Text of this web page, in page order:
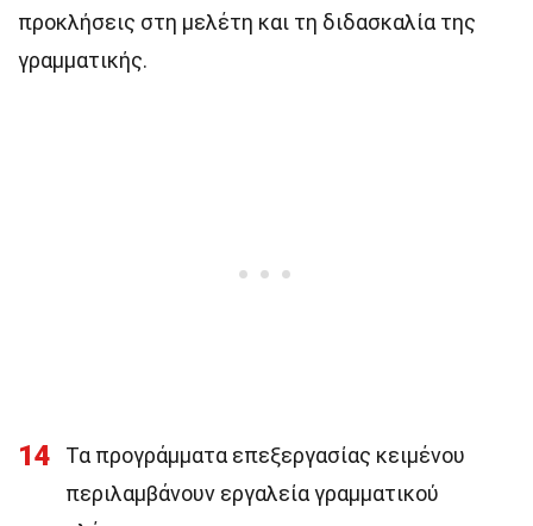
προκλήσεις στη μελέτη και τη διδασκαλία της
γραμματικής.
14
Τα προγράμματα επεξεργασίας κειμένου
περιλαμβάνουν εργαλεία γραμματικού